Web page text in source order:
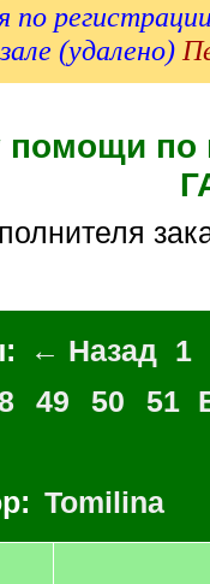
по
(удалено)
по
← Назад 1
49 50 51
Tomilina